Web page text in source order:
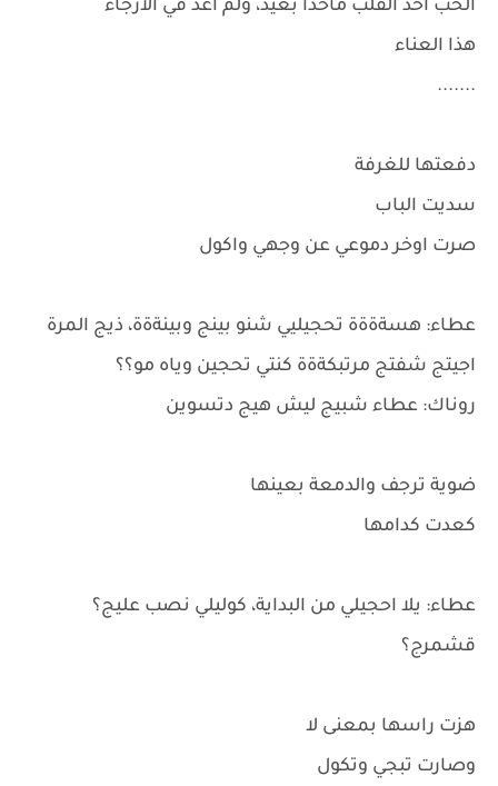
الحب أخذ القلب مأخذا بعيد، ولم اعد في الارجاء
هذا العناء
.......
دفعتها للغرفة
سديت الباب
صرت اوخر دموعي عن وجهي واكول
عطاء: هسةةةة تحجيليي شنو بينج وبينةةة، ذيج المرة
اجيتج شفتج مرتبكةةة كنتي تحجين وياه مو؟؟
روناك: عطاء شبيج ليش هيج دتسوين
ضوية ترجف والدمعة بعينها
كعدت كدامها
عطاء: يلا احجيلي من البداية، كوليلي نصب عليج؟
قشمرج؟
هزت راسها بمعنى لا
وصارت تبجي وتكول